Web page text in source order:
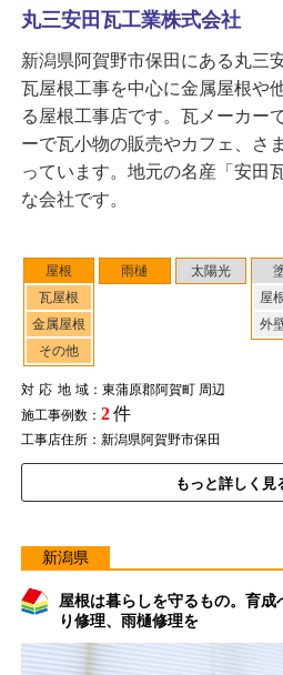
屋根
瓦屋根
金属屋根
その他
雨樋 太陽光
屋
外
対応地域：東蒲原郡阿賀町 周辺
施工事例数： 2件
工事店住所：新潟県阿賀野市保田
もっと詳しく見
丸三安田瓦工業株式会社
新潟県阿賀野市保田にある丸三
瓦屋根工事を中心に金属屋根や
る屋根工事店です。瓦メーカー
ーで瓦小物の販売やカフェ、さ
っています。地元の名産「安田
な会社です。
新潟県
屋根は暮らしを守るもの。育
り修理、雨樋修理を